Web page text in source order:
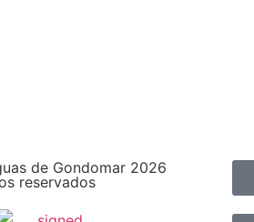
de Gondomar 2026
reservados